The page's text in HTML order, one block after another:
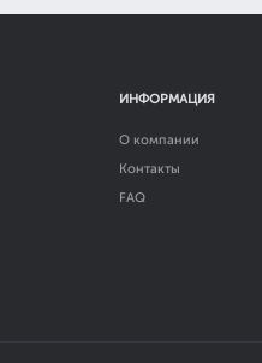
ИНФОРМАЦИЯ
О компании
Контакты
FAQ